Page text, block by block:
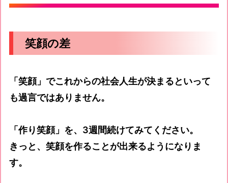
笑顔の差
「笑顔」でこれからの社会人生が決まるといって
も過言ではありません。
「作り笑顔」を、3週間続けてみてください。
きっと、笑顔を作ることが出来るようになりま
す。